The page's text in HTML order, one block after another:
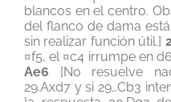
blancos en el centro.
del flanco de dama
sin realizar función útil.]
¤f5, el ¤c4 irrumpe en
Ae6 [No resuelve
29.Axd7 y si 29…Cb3